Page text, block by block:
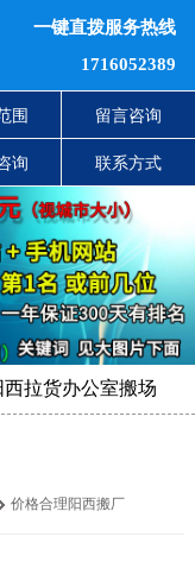
一键直拨服务热线
1716052389
围 留言咨询
询 联系方式
拉货办公室搬场
价格合理阳西搬厂